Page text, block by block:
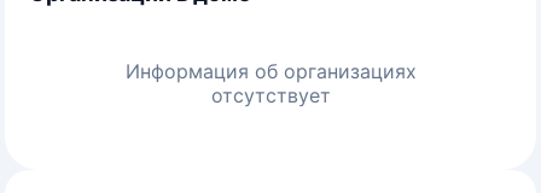
Информация об организациях
отсутствует